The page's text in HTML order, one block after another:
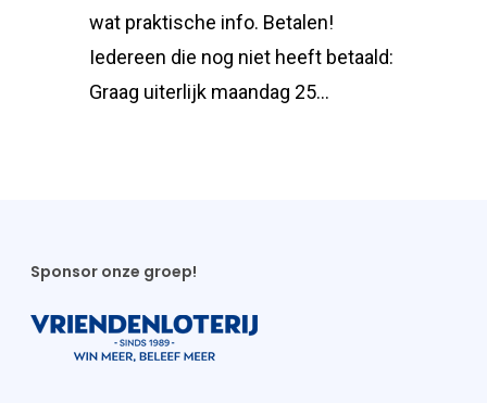
wat praktische info. Betalen!
Iedereen die nog niet heeft betaald:
Graag uiterlijk maandag 25…
Sponsor onze groep!